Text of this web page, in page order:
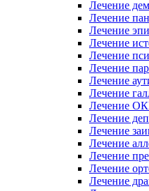
Лечение
Лечение
Лечение
Лечение
Лечение
Лечение
Лечение
Лечение
Лечение
Лечение
Лечение
Лечение
Лечение
Лечение
Лечение